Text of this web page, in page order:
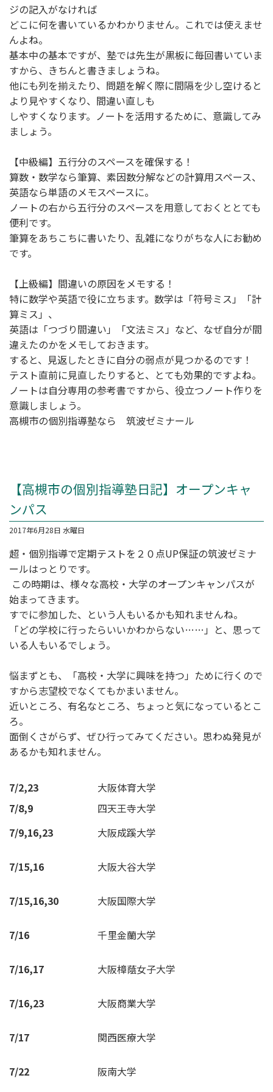
ジの記入がなければ
どこに何を書いているかわかりません。これでは使えませ
んよね。
基本中の基本ですが、塾では先生が黒板に毎回書いていま
すから、きちんと書きましょうね。
他にも列を揃えたり、問題を解く際に間隔を少し空けると
より見やすくなり、間違い直しも
しやすくなります。ノートを活用するために、意識してみ
ましょう。
【中級編】五行分のスペースを確保する！
算数・数学なら筆算、素因数分解などの計算用スペース、
英語なら単語のメモスペースに。
ノートの右から五行分のスペースを用意しておくととても
便利です。
筆算をあちこちに書いたり、乱雑になりがちな人にお勧め
です。
【上級編】間違いの原因をメモする！
特に数学や英語で役に立ちます。数学は「符号ミス」「計
算ミス」、
英語は「つづり間違い」「文法ミス」など、なぜ自分が間
違えたのかをメモしておきます。
すると、見返したときに自分の弱点が見つかるのです！
テスト直前に見直したりすると、とても効果的ですよね。
ノートは自分専用の参考書ですから、役立つノート作りを
意識しましょう。
高槻市の個別指導塾なら 筑波ゼミナール
【高槻市の個別指導塾日記】オープンキャ
ンパス
2017年6月28日 水曜日
超・個別指導で定期テストを２０点UP保証の筑波ゼミナ
ールはっとりです。
この時期は、様々な高校・大学のオープンキャンパスが
始まってきます。
すでに参加した、という人もいるかも知れませんね。
「どの学校に行ったらいいかわからない……」と、思って
いる人もいるでしょう。
悩まずとも、「高校・大学に興味を持つ」ために行くので
すから志望校でなくてもかまいません。
近いところ、有名なところ、ちょっと気になっているとこ
ろ。
面倒くさがらず、ぜひ行ってみてください。思わぬ発見が
あるかも知れません。
7/2,23
大阪体育大学
7/8,9
四天王寺大学
7/9,16,23
大阪成蹊大学
7/15,16 大阪大谷大学
7/15,16,30 大阪国際大学
7/16 千里金蘭大学
7/16,17 大阪樟蔭女子大学
7/16,23 大阪商業大学
7/17 関西医療大学
7/22
阪南大学